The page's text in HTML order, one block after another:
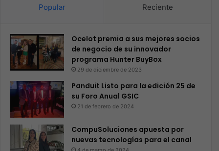
Popular Reciente
Ocelot premia a sus mejores socios
de negocio de su innovador
programa Hunter BuyBox
29 de diciembre de 2023
Panduit Listo para la edición 25 de
su Foro Anual GSIC
21 de febrero de 2024
CompuSoluciones apuesta por
nuevas tecnologías para el canal